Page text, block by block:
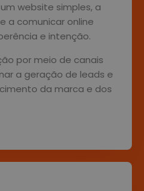
website simples, a
a comunicar online
e intenção.
por meio de canais
a geração de leads e
da marca e dos